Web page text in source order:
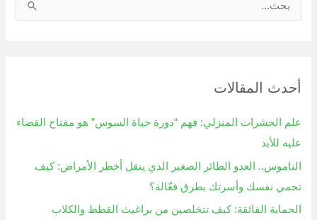
ثأحدث المقالات
علم الحشرات المنزلي: فهم “دورة حياة السوس” هو مفتاح القضاء
عليه للأبد
الناموس.. العدو الطائر الصغير الذي ينقل أخطر الأمراض: كيف
تحمي نفسك وأسرتك بطرق فعّالة؟
الحماية الفائقة: كيف تتخلصين من براغيث القطط والكلاب